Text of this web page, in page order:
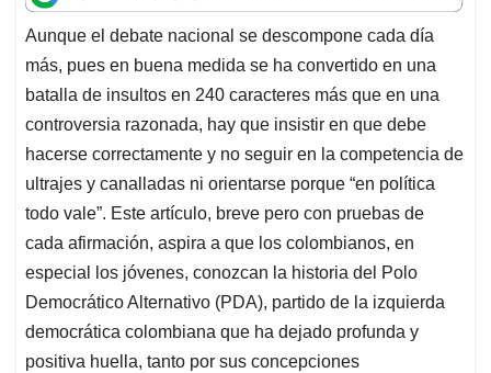
t
s
A
p
p
e
b
o
o
k
k
e
d
I
n
i
l
e
a
d
s
Aunque el debate nacional se descompone cada día
más, pues en buena medida se ha convertido en una
batalla de insultos en 240 caracteres más que en una
controversia razonada, hay que insistir en que debe
hacerse correctamente y no seguir en la competencia de
ultrajes y canalladas ni orientarse porque “en política
todo vale”. Este artículo, breve pero con pruebas de
cada afirmación, aspira a que los colombianos, en
especial los jóvenes, conozcan la historia del Polo
Democrático Alternativo (PDA), partido de la izquierda
democrática colombiana que ha dejado profunda y
positiva huella, tanto por sus concepciones